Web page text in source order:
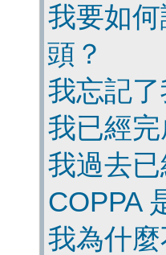
我要如
頭？
我忘記了
我已經
我過去
COPPA
我為什麼